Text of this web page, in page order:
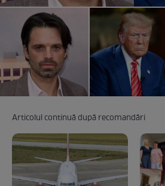
Articolul continuă după recomandări